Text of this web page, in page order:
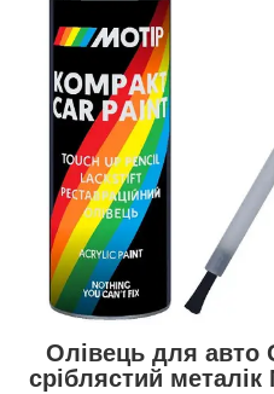
Олівець для авто
сріблястий